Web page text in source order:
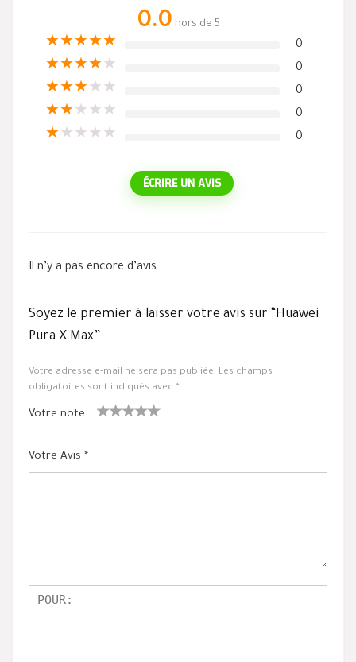
0.0 hors de 5
★★★★★ 0
★★★★★ 0
★★★★ ★ 0
★★★ ★ ★ 0
★★ ★ ★ ★ 0
ÉCRIRE UN AVIS
Il n’y a pas encore d’avis.
Soyez le premier à laisser votre avis sur “Huawei
Pura X Max”
Votre adresse e-mail ne sera pas publiée. Les champs
obligatoires sont indiqués avec *
Votre note
oil
sur
Votre Avis *